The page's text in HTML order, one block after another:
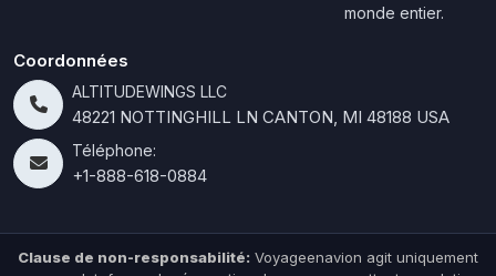
monde entier.
Coordonnées
ALTITUDEWINGS LLC
48221 NOTTINGHILL LN CANTON, MI 48188 USA
Téléphone:
+1-888-618-0884
Clause de non-responsabilité: Voyageenavion agit uniquement